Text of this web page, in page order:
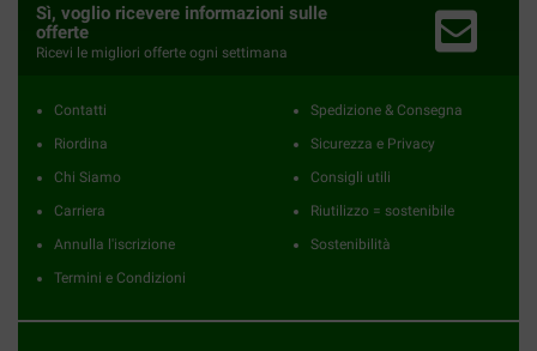
Sì, voglio ricevere informazioni sulle
offerte
Ricevi le migliori offerte ogni settimana
Contatti
Riordina
Chi Siamo
Carriera
Annulla l'iscrizione
Termini e Condizioni
Spedizione & Consegna
Sicurezza e Privacy
Consigli utili
Riutilizzo = sostenibile
Sostenibilità